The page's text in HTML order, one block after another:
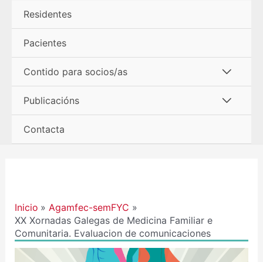
Residentes
Pacientes
Contido para socios/as
menú
Publicacións
Contacta
Inicio
Agamfec-semFYC
XX Xornadas Galegas de Medicina Familiar e
Comunitaria. Evaluacion de comunicaciones